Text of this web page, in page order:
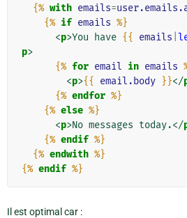
{% with emails=
{% if emails %}
<p>You have {{ emails
p>
{% for email in emails
<p>{{ email.body }}</
{% endfor %}
{% else %}
<p>No messages today.</
{% endif %}
{% endwith %}
{% endif %}
Il est optimal car :